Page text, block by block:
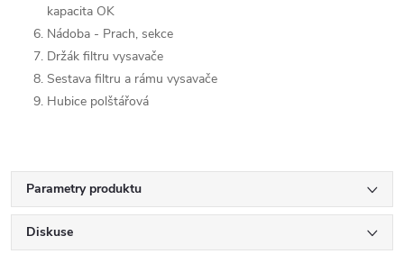
kapacita OK
Nádoba - Prach, sekce
Držák filtru vysavače
Sestava filtru a rámu vysavače
Hubice polštářová
Parametry produktu
Diskuse